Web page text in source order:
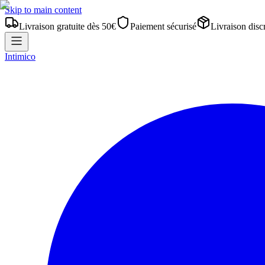
Skip to main content
Livraison gratuite dès 50€
Paiement sécurisé Livraison
Intimico